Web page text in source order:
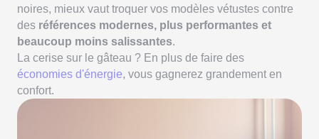
noires, mieux vaut troquer vos modèles vétustes contre
des références modernes, plus performantes et
beaucoup moins salissantes.
La cerise sur le gâteau ? En plus de faire des
économies d'énergie, vous gagnerez grandement en
confort.